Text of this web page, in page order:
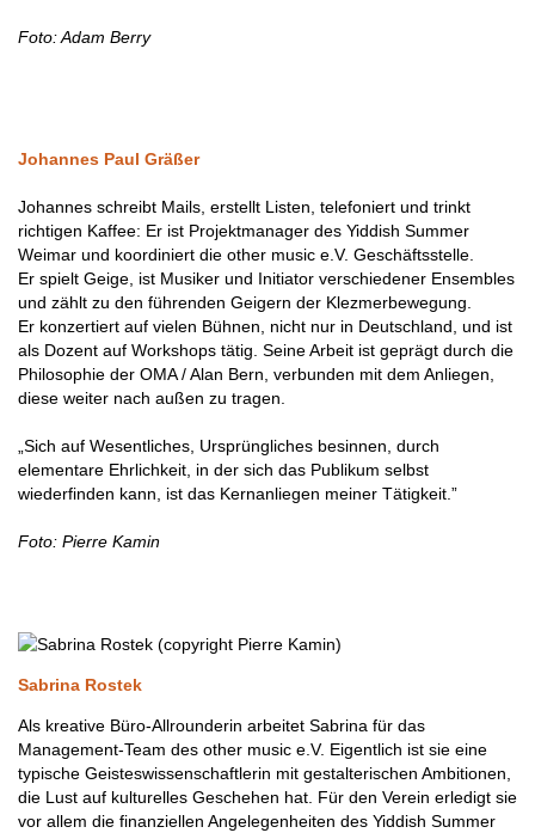
Foto: Adam Berry
Johannes Paul Gräßer
Johannes schreibt Mails, erstellt Listen, telefoniert und trinkt
richtigen Kaffee: Er ist Projektmanager des Yiddish Summer
Weimar und koordiniert die other music e.V. Geschäftsstelle.
Er spielt Geige, ist Musiker und Initiator verschiedener Ensembles
und zählt zu den führenden Geigern der Klezmerbewegung.
Er konzertiert auf vielen Bühnen, nicht nur in Deutschland, und ist
als Dozent auf Workshops tätig. Seine Arbeit ist geprägt durch die
Philosophie der OMA / Alan Bern, verbunden mit dem Anliegen,
diese weiter nach außen zu tragen.
„Sich auf Wesentliches, Ursprüngliches besinnen, durch
elementare Ehrlichkeit, in der sich das Publikum selbst
wiederfinden kann, ist das Kernanliegen meiner Tätigkeit.”
Foto: Pierre Kamin
Sabrina Rostek
Als kreative Büro-Allrounderin arbeitet Sabrina für das
Management-Team des other music e.V. Eigentlich ist sie eine
typische Geisteswissenschaftlerin mit gestalterischen Ambitionen,
die Lust auf kulturelles Geschehen hat. Für den Verein erledigt sie
vor allem die finanziellen Angelegenheiten des Yiddish Summer